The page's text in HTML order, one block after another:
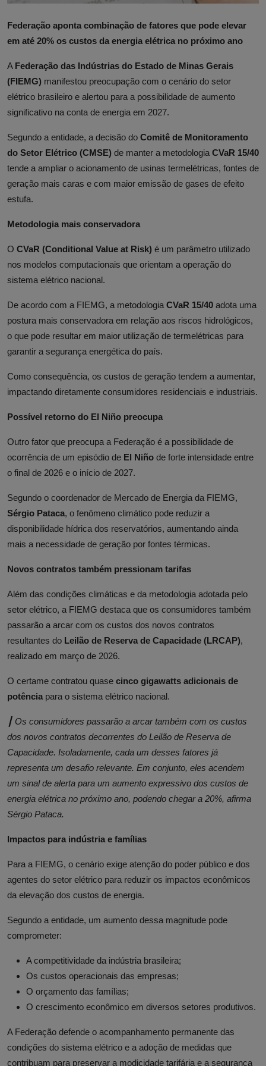
Federação aponta combinação de fatores que pode elevar
em até 20% os custos da energia elétrica no próximo ano
A Federação das Indústrias do Estado de Minas Gerais
(FIEMG) manifestou preocupação com o cenário do setor
elétrico brasileiro e alertou para a possibilidade de aumento
significativo na conta de energia em 2027.
Segundo a entidade, a decisão do Comitê de Monitoramento
do Setor Elétrico (CMSE) de manter a metodologia CVaR 15/40
tende a ampliar o acionamento de usinas termelétricas, fontes de
geração mais caras e com maior emissão de gases de efeito
estufa.
Metodologia mais conservadora
O CVaR (Conditional Value at Risk) é um parâmetro utilizado
nos modelos computacionais que orientam a operação do
sistema elétrico nacional.
De acordo com a FIEMG, a metodologia CVaR 15/40 adota uma
postura mais conservadora em relação aos riscos hidrológicos,
o que pode resultar em maior utilização de termelétricas para
garantir a segurança energética do país.
Como consequência, os custos de geração tendem a aumentar,
impactando diretamente consumidores residenciais e industriais.
Possível retorno do El Niño preocupa
Outro fator que preocupa a Federação é a possibilidade de
ocorrência de um episódio de El Niño de forte intensidade entre
o final de 2026 e o início de 2027.
Segundo o coordenador de Mercado de Energia da FIEMG,
Sérgio Pataca, o fenômeno climático pode reduzir a
disponibilidade hídrica dos reservatórios, aumentando ainda
mais a necessidade de geração por fontes térmicas.
Novos contratos também pressionam tarifas
Além das condições climáticas e da metodologia adotada pelo
setor elétrico, a FIEMG destaca que os consumidores também
passarão a arcar com os custos dos novos contratos
resultantes do Leilão de Reserva de Capacidade (LRCAP),
realizado em março de 2026.
O certame contratou quase cinco gigawatts adicionais de
potência para o sistema elétrico nacional.
┃ Os consumidores passarão a arcar também com os custos
dos novos contratos decorrentes do Leilão de Reserva de
Capacidade. Isoladamente, cada um desses fatores já
representa um desafio relevante. Em conjunto, eles acendem
um sinal de alerta para um aumento expressivo dos custos de
energia elétrica no próximo ano, podendo chegar a 20%, afirma
Sérgio Pataca.
Impactos para indústria e famílias
Para a FIEMG, o cenário exige atenção do poder público e dos
agentes do setor elétrico para reduzir os impactos econômicos
da elevação dos custos de energia.
Segundo a entidade, um aumento dessa magnitude pode
comprometer:
A competitividade da indústria brasileira;
Os custos operacionais das empresas;
O orçamento das famílias;
O crescimento econômico em diversos setores produtivos.
A Federação defende o acompanhamento permanente das
condições do sistema elétrico e a adoção de medidas que
contribuam para preservar a modicidade tarifária e a segurança